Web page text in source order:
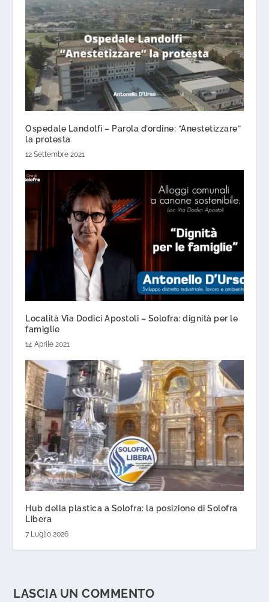
Ospedale Landolfi – Parola d’ordine: “Anestetizzare”
la protesta
12 Settembre 2021
Località Via Dodici Apostoli – Solofra: dignità per le
famiglie
14 Aprile 2021
Hub della plastica a Solofra: la posizione di Solofra
Libera
7 Luglio 2026
LASCIA UN COMMENTO